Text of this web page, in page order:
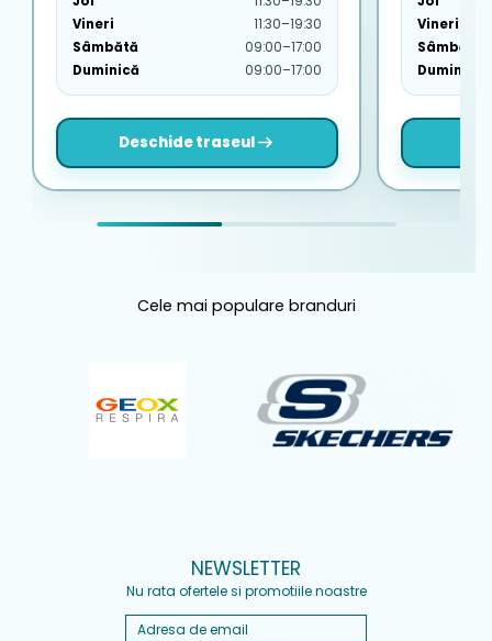
Vineri
11:30–19:30
Sâmbătă
09:00–17:00
Duminică
09:00–17:00
Deschide traseul
Vineri
Sâmbătă
Duminică
Cele mai populare branduri
NEWSLETTER
Nu rata ofertele si promotiile noastre